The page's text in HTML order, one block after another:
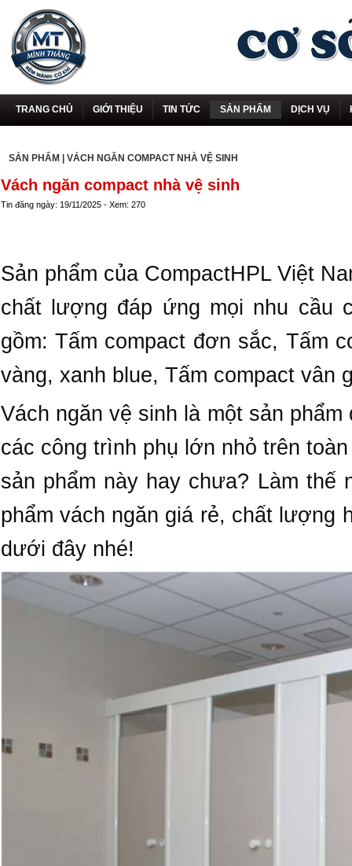
TRANG CHỦ GIỚI THIỆU TIN TỨC SẢN PHẨM DỊCH VỤ
SẢN PHẨM VÁCH NGĂN COMPACT NHÀ VỆ SINH
Vách ngăn compact nhà vệ sinh
Tin đăng ngày: 19/11/2025 - Xem: 270
Sản phẩm của CompactHPL Việt
chất lượng đáp ứng mọi nhu cầu
gồm: Tấm compact đơn sắc, Tấm
vàng, xanh blue, Tấm compact vân
Vách ngăn vệ sinh là một sản
các công trình phụ lớn nhỏ trên
sản phẩm này hay chưa? Làm thế
phẩm vách ngăn giá rẻ, chất lượng
dưới đây nhé!